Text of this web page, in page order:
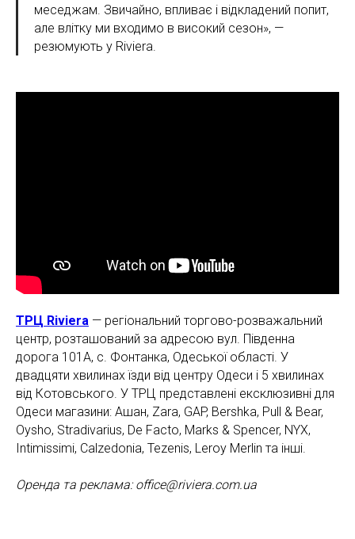
меседжам. Звичайно, впливає і відкладений попит,
але влітку ми входимо в високий сезон», —
резюмують у Riviera.
ТРЦ Riviera — регіональний торгово-розважальний
центр, розташований за адресою вул. Південна
дорога 101А, с. Фонтанка, Одеської області. У
двадцяти хвилинах їзди від центру Одеси і 5 хвилинах
від Котовського. У ТРЦ представлені ексклюзивні для
Одеси магазини: Ашан, Zara, GAP, Bershka, Pull & Bear,
Oysho, Stradivarius, De Facto, Marks & Spencer, NYX,
Intimissimi, Calzedonia, Tezenis, Leroy Merlin та інші.
Оренда та реклама: office@riviera.com.ua